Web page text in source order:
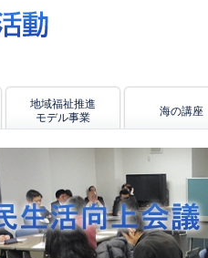
地域福祉推進
モデル事業
海の講座